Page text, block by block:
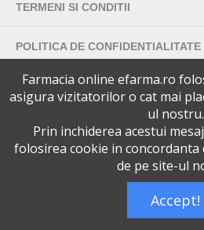
TERMENI SI CONDITII
POLITICA DE CONFIDENTIALITATE
VERSIUNEA DESKTOP
Telefoane eFarma:
0727515368
Dreptul de autor © efarma.ro - Toate Drepturile
Farmacia online efarma.ro
asigura vizitatorilor o cat mai
ul nostru.
Prin inchiderea acestui
folosirea cookie in concordanta
de pe site-ul
Accept!